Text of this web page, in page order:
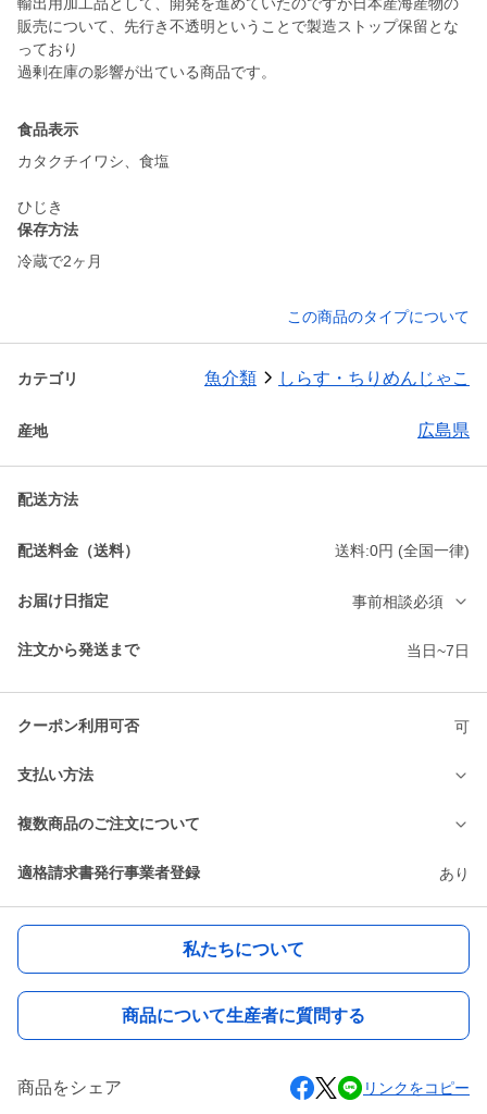
販売について、先行き不透明ということで製造ストップ保留とな
っており
過剰在庫の影響が出ている商品です。
食品表示
カタクチイワシ、食塩
ひじき
保存方法
冷蔵で2ヶ月
この商品のタイプについて
カテゴリ 魚介類 しらす・ちりめんじゃこ
産地 広島県
配送方法
配送料金（送料） 送料:0円 (全国一律)
お届け日指定 事前相談必須
注文から発送まで 当日~7日
クーポン利用可否 可
支払い方法
複数商品のご注文について
適格請求書発行事業者登録 あり
私たちについて
商品について生産者に質問する
商品をシェア リンクをコピー